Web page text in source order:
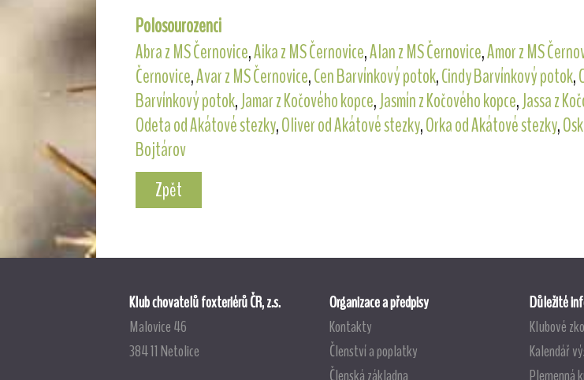
Polosourozenci
Abra z MS Černovice,Aika z MS Černovice,Alan z MS Černovice,Amor z MS
Černovice,Avar z MS Černovice,Cen Barvínkový potok,Cindy Barvínkový potok,
Barvínkový potok,Jamar z Kočového kopce,Jasmín z Kočového kopce,Jassa z
Odeta od Akátové stezky,Oliver od Akátové stezky,Orka od Akátové stezky,
Bojtárov
Zpět
Klub chovatelů foxteriérů ČR, z.s.
Malovice 46
384 11 Netolice
Organizace a předpisy
Kontakty
Členství a poplatky
Členská základna
Důležité
Klubové
Kalendář
Plemenná